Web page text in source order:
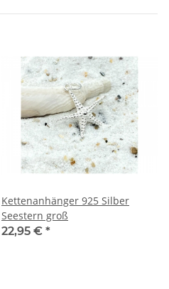
Kettenanhänger 925 Silber
Seestern groß
22,95 € *